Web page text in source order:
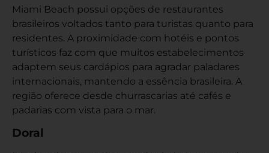
Miami Beach possui opções de restaurantes
brasileiros voltados tanto para turistas quanto para
residentes. A proximidade com hotéis e pontos
turísticos faz com que muitos estabelecimentos
adaptem seus cardápios para agradar paladares
internacionais, mantendo a essência brasileira. A
região oferece desde churrascarias até cafés e
padarias com vista para o mar.
Doral